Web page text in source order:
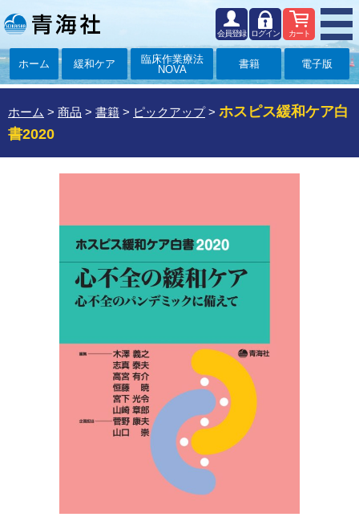
カート
ログイン
会員登録
ホーム 緩和ケア
臨床作業療法
NOVA
書籍 電子版
ホーム > 商品 > 書籍 > ピックアップ> ホスピス緩和ケア白
書2020